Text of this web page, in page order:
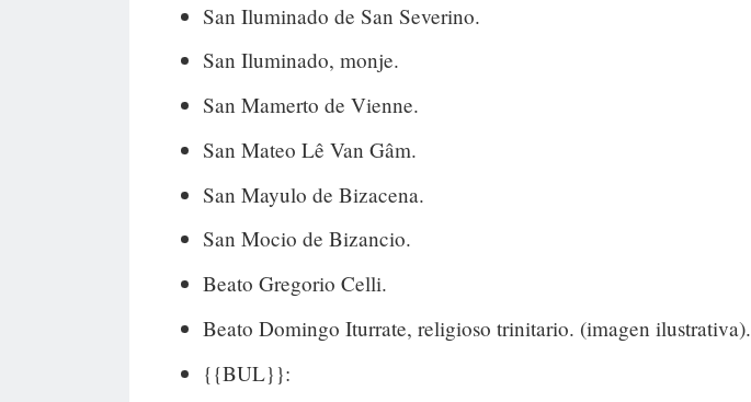
San Iluminado de San Severino.
San Iluminado, monje.
San Mamerto de Vienne.
San Mateo Lê Van Gâm.
San Mayulo de Bizacena.
San Mocio de Bizancio.
Beato Gregorio Celli.
Beato Domingo Iturrate, religioso trinitario. (imagen ilustrativa).
{{BUL}}: